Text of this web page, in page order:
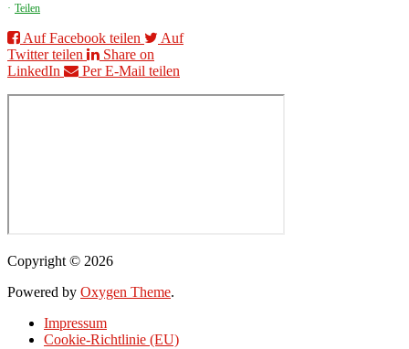
· Teilen
Auf Facebook teilen
Auf
Twitter teilen
Share on
LinkedIn
Per E-Mail teilen
Copyright © 2026
Powered by Oxygen Theme.
Impressum
Cookie-Richtlinie (EU)